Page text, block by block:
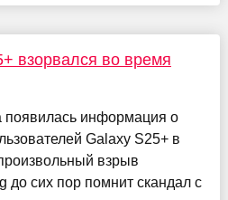
взорвался во время
появилась информация о
Galaxy S25+ в
взрыв
до сих пор помнит скандал с